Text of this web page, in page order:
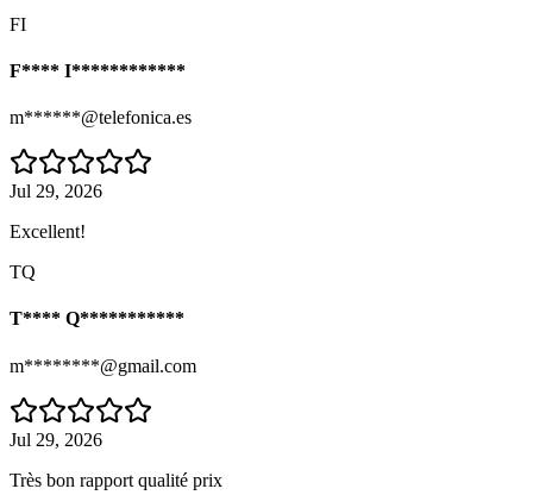
FI
F**** I************
m******@telefonica.es
Jul 29, 2026
Excellent!
TQ
T**** Q***********
m********@gmail.com
Jul 29, 2026
Très bon rapport qualité prix